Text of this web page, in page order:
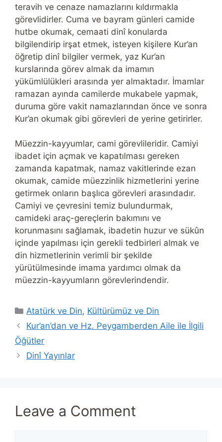
teravih ve cenaze namazlarını kıldırmakla
görevlidirler. Cuma ve bayram günleri camide
hutbe okumak, cemaati dinî konularda
bilgilendirip irşat etmek, isteyen kişilere Kur’an
öğretip dinî bilgiler vermek, yaz Kur’an
kurslarında görev almak da imamın
yükümlülükleri arasında yer almaktadır. İmamlar
ramazan ayında camilerde mukabele yapmak,
duruma göre vakit namazlarından önce ve sonra
Kur’an okumak gibi görevleri de yerine getirirler.
Müezzin-kayyumlar, cami görevlileridir. Camiyi
ibadet için açmak ve kapatılması gereken
zamanda kapatmak, namaz vakitlerinde ezan
okumak, camide müezzinlik hizmetlerini yerine
getirmek onların başlıca görevleri arasındadır.
Camiyi ve çevresini temiz bulundurmak,
camideki araç-gereçlerin bakımını ve
korunmasını sağlamak, ibadetin huzur ve sükûn
içinde yapılması için gerekli tedbirleri almak ve
din hizmetlerinin verimli bir şekilde
yürütülmesinde imama yardımcı olmak da
müezzin-kayyumların görevlerindendir.
Categories
Atatürk ve Din, Kültürümüz ve Din
Kur’an’dan ve Hz. Peygamberden Aile ile İlgili
Öğütler
Dinî Yayınlar
Leave a Comment